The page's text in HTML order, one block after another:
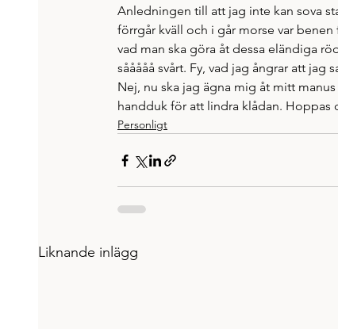
Anledningen till att jag inte kan sova
förrgår kväll och i går morse var
vad man ska göra åt dessa eländiga
sååååå svårt. Fy, vad jag ångrar att
Nej, nu ska jag ägna mig åt mitt
handduk för att lindra klådan.
Personligt
Liknande inlägg